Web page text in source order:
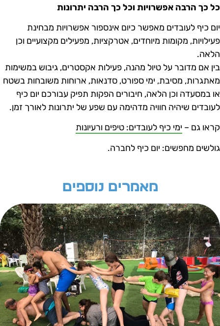
כך הרבה אפשרויות וכל כך הרבה יתרונות
כיף לעובדים מאפשר כיום אינספור אפשרויות מבחינת
מקומות מיוחדים, אטרקציות, מפעילים מקצועיים וכן
אם מדובר על טיול מהנה, פעילות אקסטרים, גיבוש במשימות
מסיבת, ימי ספורט, סדנאות, ארוחות משובחות בשטח
במסעדה וכן הלאה, חיבורים הפקות תפיק עבורכם יום כיף
שיהיה חוויה מדהימה עם שפע של יתרונות לאורך זמן.
גם – ימי כיף לעובדים: טיפים ורעיונות
מחפשים: יום כיף לחברה.
מאמרים נוספים